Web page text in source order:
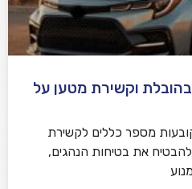
וקשירת מטען על
מספר כללים לקשירת
את בטיחות הנהגים,